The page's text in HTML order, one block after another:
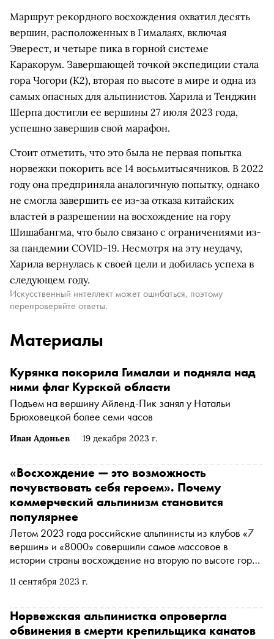
Маршрут рекордного восхождения охватил десять
вершин, расположенных в Гималаях, включая
Эверест, и четыре пика в горной системе
Каракорум. Завершающей точкой экспедиции стала
гора Чогори (K2), вторая по высоте в мире и одна из
самых опасных для альпинистов. Харила и Тенджин
Шерпа достигли ее вершины 27 июля 2023 года,
успешно завершив свой марафон.
Стоит отметить, что это была не первая попытка
норвежки покорить все 14 восьмитысячников. В 2022
году она предприняла аналогичную попытку, однако
не смогла завершить ее из-за отказа китайских
властей в разрешении на восхождение на гору
Шишабангма, что было связано с ограничениями из-
за пандемии COVID-19. Несмотря на эту неудачу,
Харила вернулась к своей цели и добилась успеха в
следующем году.
Искусственный интеллект может ошибаться, поэтому
перепроверяйте ответы.
Материалы
Иван Адоньев 19 декабря 2023 г.
Курянка покорила Гималаи и подняла над
ними флаг Курской области
Подъем на вершину Айленд-Пик занял у Натальи
Брюховецкой более семи часов
11 сентября 2023 г.
«Восхождение — это возможность
почувствовать себя героем». Почему
коммерческий альпинизм становится
популярнее
Летом 2023 года российские альпинисты из клубов «7
вершин» и «8000» совершили самое массовое в
истории страны восхождение на вторую по высоте гору
прошла экспедиция и почему альпинизм становится все
Норвежская альпинистка опровергла
обвинения в смерти крепильщика канатов